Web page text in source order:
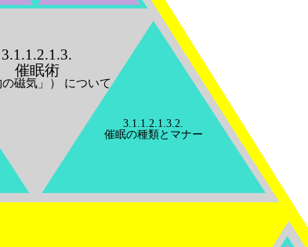
3.1.1.2.1.3.
催眠術
磁気」） について
3.1.1.2.1.3.2.
催眠の種類とマナー